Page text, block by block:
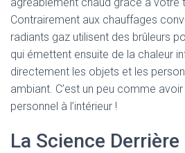
Contrairement aux chauffages
radiants gaz utilisent des brûleurs
qui émettent ensuite de la chaleur
directement les objets et les
ambiant. C’est un peu comme
personnel à l’intérieur !
La Science